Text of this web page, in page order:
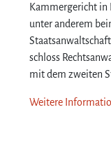
Kammergericht
unter anderem
schloss
mit dem zweiten
Weitere